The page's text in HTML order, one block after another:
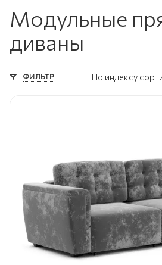
Модульные
диваны
ФИЛЬТР По индексу